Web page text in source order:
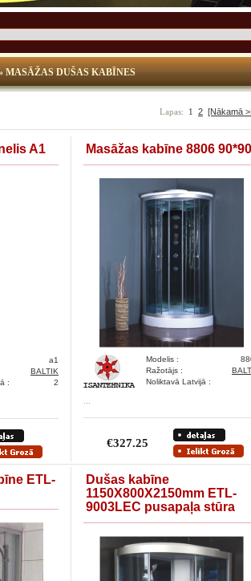
MASĀŽAS DUŠAS KABĪNES
Lapas: 1 2 [Nākamā
A1
a1
BALTIK
:
2
Masāžas kabīne 8806 90*90
Modelis :
Ražotājs :
Noliktavā Latvijā :
€327.25
ETL-
Dušas kabīne
1150X800X2150mm ETL-
9003LEC pusapaļa stūra